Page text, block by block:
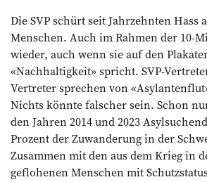
Die SVP schürt seit Jahrzehnten Hass
Menschen. Auch im Rahmen der 10-
wieder, auch wenn sie auf den
«Nachhaltigkeit» spricht. SVP-
Vertreter sprechen von
Nichts könnte falscher sein. Schon
den Jahren 2014 und 2023
Prozent der Zuwanderung in der
Zusammen mit den aus dem Krieg in
geflohenen Menschen mit